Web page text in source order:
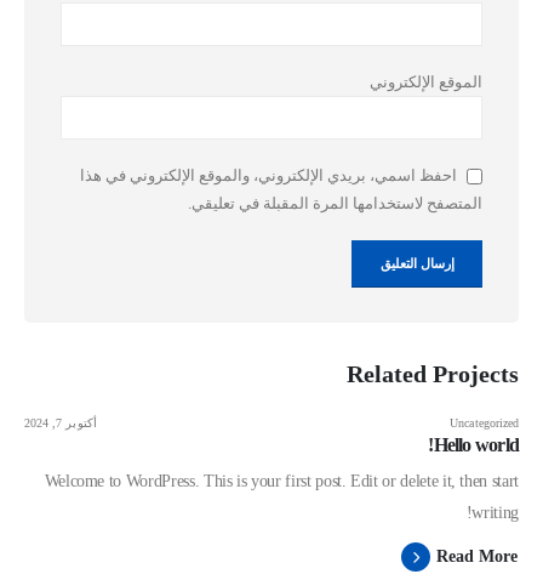
الموقع الإلكتروني
احفظ اسمي، بريدي الإلكتروني، والموقع الإلكتروني في هذا
المتصفح لاستخدامها المرة المقبلة في تعليقي.
Related Projects
Uncategorized أكتوبر 7, 2024
Hello world!
Welcome to WordPress. This is your first post. Edit or delete it, then start
writing!
Read More